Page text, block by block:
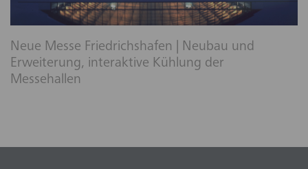
Neue Messe Friedrichshafen | Neubau und
Erweiterung, interaktive Kühlung der
Messehallen